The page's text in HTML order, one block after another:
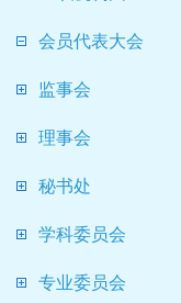
会员代表大会
监事会
理事会
秘书处
学科委员会
专业委员会